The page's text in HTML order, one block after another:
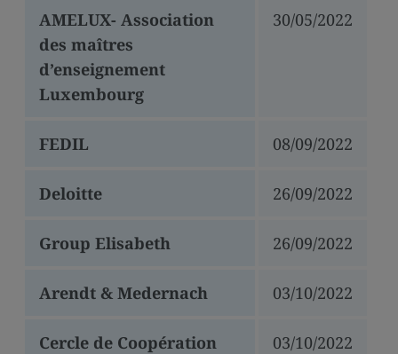
media
links
AMELUX- Association
des maîtres
d’enseignement
Luxembourg
30/05/2022
FEDIL 08/09/2022
Deloitte 26/09/2022
Group Elisabeth 26/09/2022
Arendt & Medernach 03/10/2022
Cercle de Coopération
03/10/2022